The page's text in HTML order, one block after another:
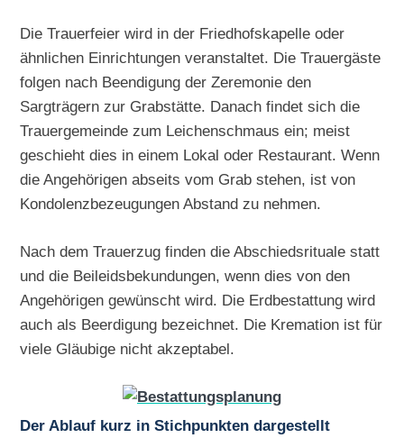
Die Trauerfeier wird in der Friedhofskapelle oder
ähnlichen Einrichtungen veranstaltet. Die Trauergäste
folgen nach Beendigung der Zeremonie den
Sargträgern zur Grabstätte. Danach findet sich die
Trauergemeinde zum Leichenschmaus ein; meist
geschieht dies in einem Lokal oder Restaurant. Wenn
die Angehörigen abseits vom Grab stehen, ist von
Kondolenzbezeugungen Abstand zu nehmen.
Nach dem Trauerzug finden die Abschiedsrituale statt
und die Beileidsbekundungen, wenn dies von den
Angehörigen gewünscht wird. Die Erdbestattung wird
auch als Beerdigung bezeichnet. Die Kremation ist für
viele Gläubige nicht akzeptabel.
Der Ablauf kurz in Stichpunkten dargestellt